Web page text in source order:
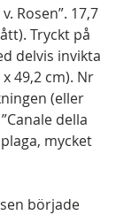
Rosen”. 17,7
Tryckt på
delvis invikta
49,2 cm). Nr
(eller
della
mycket
började